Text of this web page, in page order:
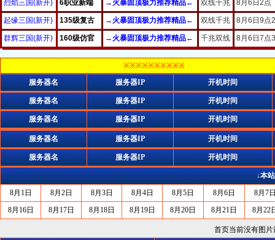
※※※※※※※※※※
服务器名
服务器IP 开机时间
服务器名 服务器IP 开机时间
服务器名 服务器IP 开机时间
服务器名 服务器IP 开机时间
服务器名 服务器IP 开机时间
↓本
8月1日
8月2日 8月3日 8月4日 8月5日 8月6日
8月7
8月16日
8月17日 8月18日 8月19日 8月20日 8月21日 8月22
首页当前没有图